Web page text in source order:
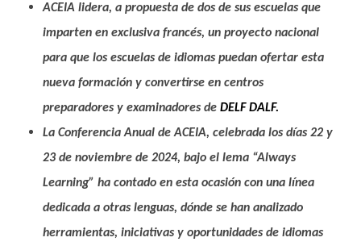
ACEIA lidera, a propuesta de dos de sus escuelas que
imparten en exclusiva francés, un proyecto nacional
para que los escuelas de idiomas puedan ofertar esta
nueva formación y convertirse en centros
preparadores y examinadores de DELF DALF.
La Conferencia Anual de ACEIA, celebrada los días 22 y
23 de noviembre de 2024, bajo el lema “Always
Learning” ha contado en esta ocasión con una línea
dedicada a otras lenguas, dónde se han analizado
herramientas, iniciativas y oportunidades de idiomas